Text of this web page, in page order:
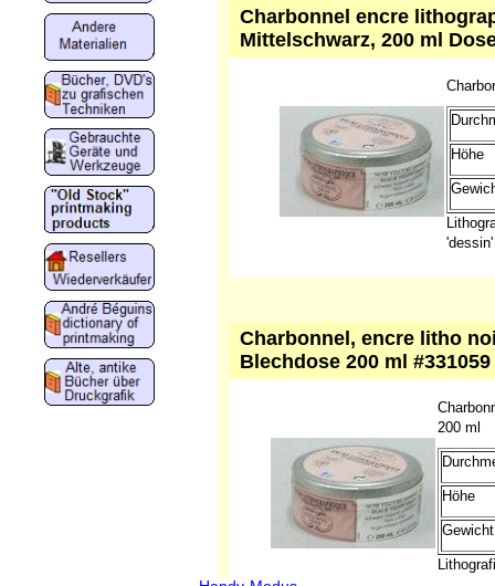
Charbonnel encre
Mittelschwarz, 200 ml
Höhe
Charbonnel, encre litho
Blechdose 200 ml #331059
200 ml
Höhe
Gewicht